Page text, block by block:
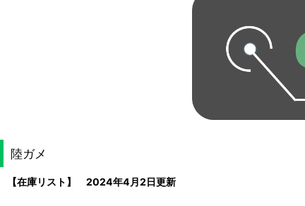
陸ガメ
【在庫リスト】 2024年4月2日更新